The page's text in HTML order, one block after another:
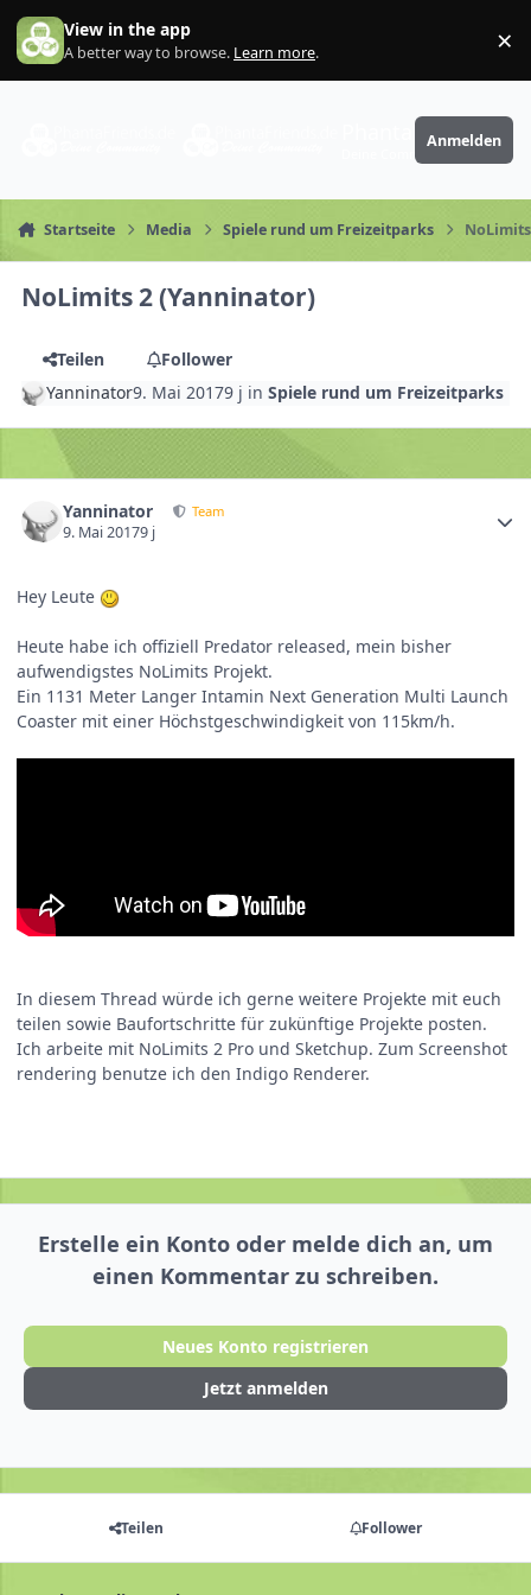
Zum Inhalt springen
View in the app
A better way to browse. Learn more. ×
PhantaFriends.de
Anmelden
Startseite Media Spiele rund um Freizeitparks
NoLimits 2 (Yanninator)
Teilen
Follower
Yanninator9. Mai 20179 j inSpiele rund um Freizeitparks
Yanninator Team
9. Mai 20179 j
Hey Leute
Heute habe ich offiziell Predator released, mein bisher
aufwendigstes NoLimits Projekt.
Ein 1131 Meter Langer Intamin Next Generation Multi Launch
Coaster mit einer Höchstgeschwindigkeit von 115km/h.
In diesem Thread würde ich gerne weitere Projekte mit euch
teilen sowie Baufortschritte für zukünftige Projekte posten.
Ich arbeite mit NoLimits 2 Pro und Sketchup. Zum Screenshot
rendering benutze ich den Indigo Renderer.
Erstelle ein Konto oder melde dich an, um
einen Kommentar zu schreiben.
Neues Konto registrieren
Jetzt anmelden
Teilen Follower